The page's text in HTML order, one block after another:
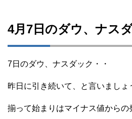
4月7日のダウ、ナス
7日のダウ、ナスダック・・
昨日に引き続いて、と言いましょ
揃って始まりはマイナス値からの